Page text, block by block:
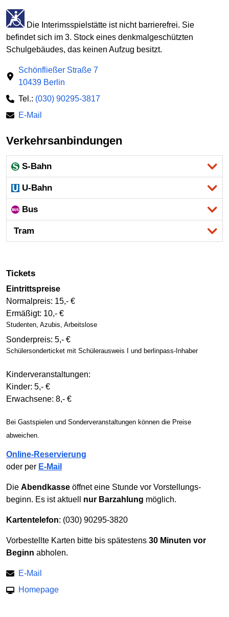
Die Interimsspielstätte ist nicht barrierefrei. Sie
befindet sich im 3. Stock eines denkmalgeschützten
Schulgebäudes, das keinen Aufzug besitzt.
Schönfließer Straße 7
10439 Berlin
Tel.: (030) 90295-3817
E-Mail
Verkehrsanbindungen
S-Bahn
U-Bahn
Bus
Tram
Tickets
Eintrittspreise
Normalpreis: 15,- €
Ermäßigt: 10,- €
Studenten, Azubis, Arbeitslose
Sonderpreis: 5,- €
Schüler­sonder­ticket mit Schüler­ausweis I und berlinpass-Inhaber
Kinderveranstaltungen:
Kinder: 5,- €
Erwachsene: 8,- €
Bei Gastspielen und Sonder­ver­an­stal­tun­gen können die Preise
abweichen.
Online-Reservierung
oder per E-Mail
Die Abendkasse öffnet eine Stunde vor Vor­stellungs­
beginn. Es ist aktuell nur Barzahlung möglich.
Kartentelefon: (030) 90295-3820
Vorbestellte Karten bitte bis spätestens 30 Minuten vor
Beginn abholen.
E-Mail
Homepage